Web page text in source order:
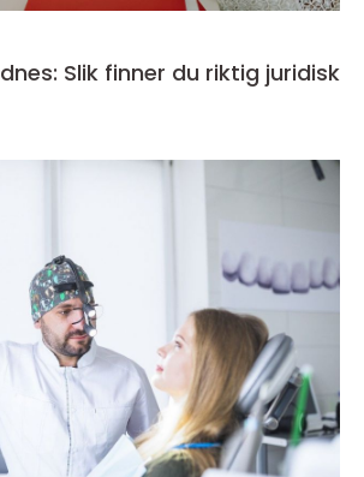
Slik finner du riktig juridisk